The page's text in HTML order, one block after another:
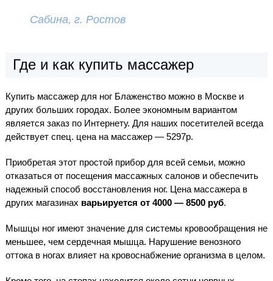
Сабина, г. Ростов
Где и как купить массажер
Купить массажер для ног Блаженство можно в Москве и
других больших городах. Более экономным вариантом
является заказ по Интернету. Для наших посетителей всегда
действует спец. цена на массажер — 5297р.
Приобретая этот простой прибор для всей семьи, можно
отказаться от посещения массажных салонов и обеспечить
надежный способ восстановления ног. Цена массажера в
других магазинах варьируется от 4000 — 8500 руб.
Мышцы ног имеют значение для системы кровообращения не
меньшее, чем сердечная мышца. Нарушение венозного
оттока в ногах влияет на кровоснабжение организма в целом.